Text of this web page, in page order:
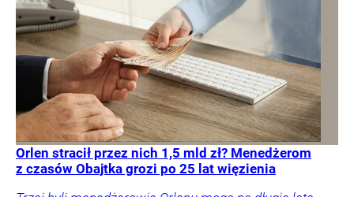
Orlen stracił przez nich 1,5 mld zł? Menedżerom
z czasów Obajtka grozi po 25 lat więzienia